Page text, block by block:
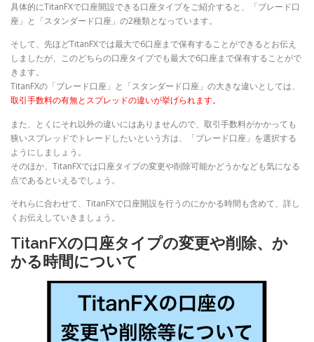
具体的にTitanFXで口座開設できる口座タイプをご紹介すると、「ブレード口
座」と「スタンダード口座」の2種類となっています。
そして、先ほどTitanFXでは最大で6口座まで保有することができるとお伝え
しましたが、このどちらの口座タイプでも最大で6口座まで保有することがで
きます。
TitanFXの「ブレード口座」と「スタンダード口座」の大きな違いとしては、
取引手数料の有無とスプレッドの違いが挙げられます。
また、とくにそれ以外の違いにはありませんので、取引手数料がかかっても
狭いスプレッドでトレードしたいという方は、「ブレード口座」を選択する
ようにしましょう。
そのほか、TitanFXでは口座タイプの変更や削除可能かどうかなども気になる
点であるといえるでしょう。
それらに合わせて、TitanFXで口座開設を行うのにかかる時間も含めて、詳し
くお伝えしていきましょう。
TitanFXの口座タイプの変更や削除、か
かる時間について